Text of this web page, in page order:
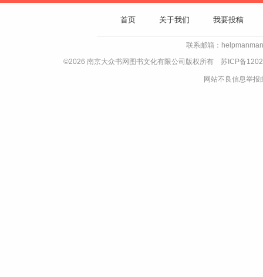
首页 关于我们 我要投稿
联系邮箱：
©2026 南京大众书网图书文化有限公司版权所有 苏ICP备
网站不良信息举